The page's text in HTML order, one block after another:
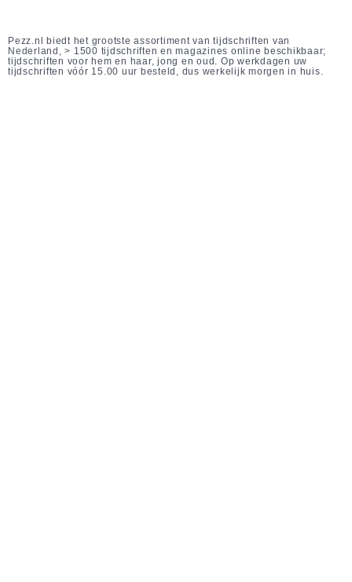
Pezz.nl biedt het grootste assortiment van tijdschriften van
Nederland, > 1500 tijdschriften en magazines online beschikbaar;
tijdschriften voor hem en haar, jong en oud. Op werkdagen uw
tijdschriften vóór 15.00 uur besteld, dus werkelijk morgen in huis.